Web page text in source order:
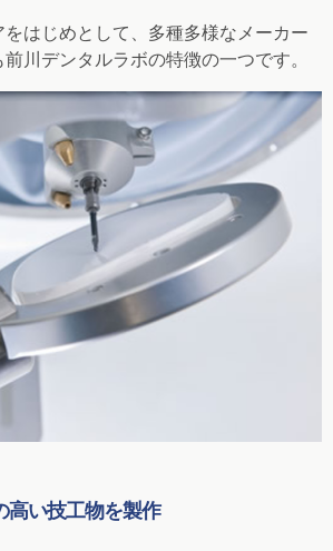
をはじめとして、多種多様なメーカー
川デンタルラボの特徴の一つです。
高い技工物を製作